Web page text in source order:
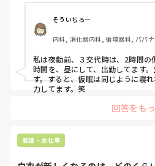
そういちろー
内科, 消化器内科, 循環器科, パパナ
私は夜勤前、３交代時は、2時間
時間を、昼にして、出勤してます
す。すると、仮眠は同じように寝
力してます。笑
回答をも
看護・お仕事